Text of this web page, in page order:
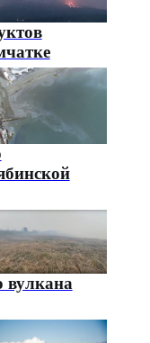
вулкана